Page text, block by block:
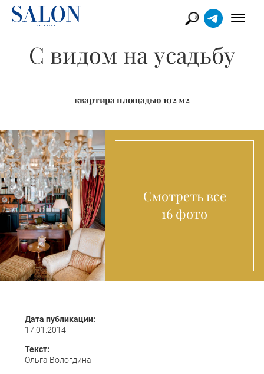
С видом на усадьбу
квартира площадью 102 м2
Смотреть все
16 фото
Дата публикации:
17.01.2014
Текст:
Ольга Вологдина